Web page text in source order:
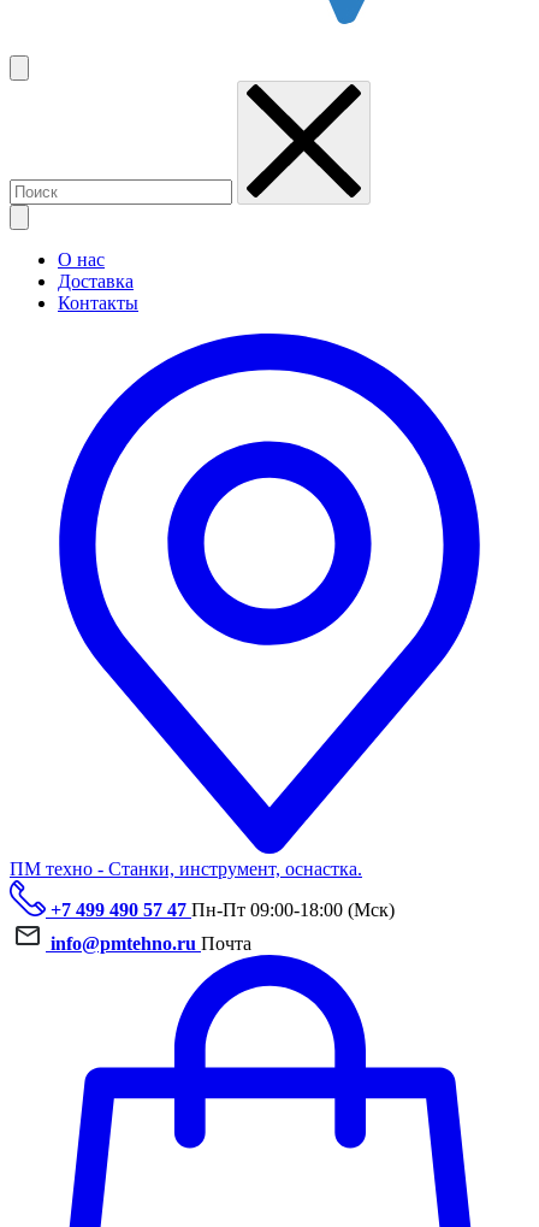
О нас
Доставка
Контакты
ПМ техно - Станки, инструмент, оснастка.
+7 499 490 57 47 Пн-Пт 09:00-18:00 (Мск)
info@pmtehno.ru Почта